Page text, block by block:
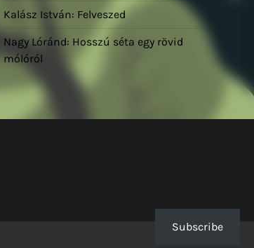
Kalász István: Felveszed
Nagy Lóránd: Hosszú séta egy rövid
mólóról
Subscribe